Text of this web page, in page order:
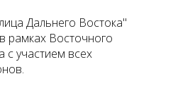
Дальнего Востока"
рамках Восточного
с участием всех